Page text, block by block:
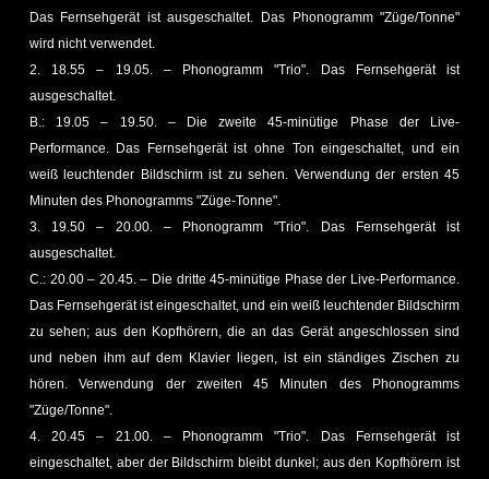
Das Fernsehgerät ist ausgeschaltet. Das Phonogramm "Züge/Tonne"
wird nicht verwendet.
2. 18.55 – 19.05. – Phonogramm "Trio". Das Fernsehgerät ist
ausgeschaltet.
B.: 19.05 – 19.50. – Die zweite 45-minütige Phase der Live-
Performance. Das Fernsehgerät ist ohne Ton eingeschaltet, und ein
weiß leuchtender Bildschirm ist zu sehen. Verwendung der ersten 45
Minuten des Phonogramms "Züge-Tonne".
3. 19.50 – 20.00. – Phonogramm "Trio". Das Fernsehgerät ist
ausgeschaltet.
C.: 20.00 – 20.45. – Die dritte 45-minütige Phase der Live-Performance.
Das Fernsehgerät ist eingeschaltet, und ein weiß leuchtender Bildschirm
zu sehen; aus den Kopfhörern, die an das Gerät angeschlossen sind
und neben ihm auf dem Klavier liegen, ist ein ständiges Zischen zu
hören. Verwendung der zweiten 45 Minuten des Phonogramms
"Züge/Tonne".
4. 20.45 – 21.00. – Phonogramm "Trio". Das Fernsehgerät ist
eingeschaltet, aber der Bildschirm bleibt dunkel; aus den Kopfhörern ist